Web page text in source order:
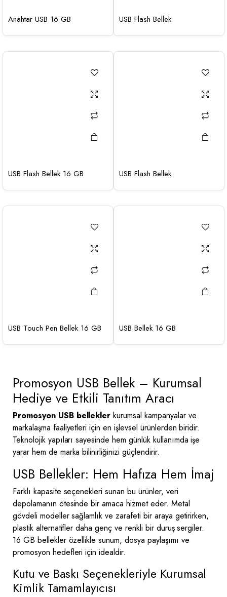
Anahtar USB 16 GB USB Flash Bellek
USB Flash Bellek 16 GB USB Flash Bellek
USB Touch Pen Bellek 16 GB USB Bellek 16 GB
Promosyon USB Bellek – Kurumsal
Hediye ve Etkili Tanıtım Aracı
Promosyon USB bellekler kurumsal kampanyalar ve
markalaşma faaliyetleri için en işlevsel ürünlerden biridir.
Teknolojik yapıları sayesinde hem günlük kullanımda işe
yarar hem de marka bilinirliğinizi güçlendirir.
USB Bellekler: Hem Hafıza Hem İmaj
Farklı kapasite seçenekleri sunan bu ürünler, veri
depolamanın ötesinde bir amaca hizmet eder. Metal
gövdeli modeller sağlamlık ve zarafeti bir araya getirirken,
plastik alternatifler daha genç ve renkli bir duruş sergiler.
16 GB bellekler özellikle sunum, dosya paylaşımı ve
promosyon hedefleri için idealdir.
Kutu ve Baskı Seçenekleriyle Kurumsal
Kimlik Tamamlayıcısı